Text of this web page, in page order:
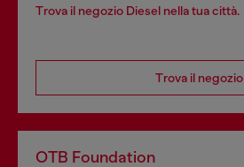
Trova il negozio Diesel nella tua città.
Trova il negozio
OTB Foundation